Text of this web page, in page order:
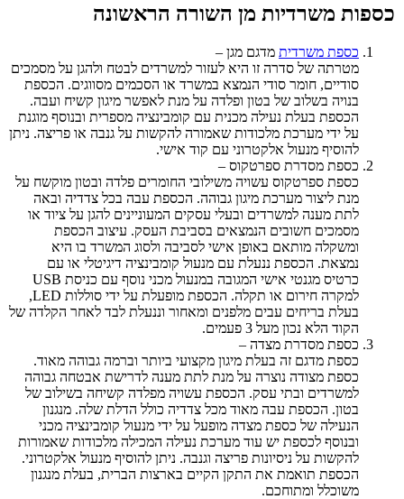
כספות משרדיות מן השורה הראשונה
כספת משרדית מדגם מגן –
מטרתה של סדרה זו היא לעזור למשרדים לבטח ולהגן על מסמכים
סודיים, חומר סודי הנמצא במשרד או הסכמים מסווגים. הכספת
בנויה בשלוב של בטון ופלדה על מנת לאפשר מיגון קשיח ועבה.
הכספת בעלת נעילה מכנית עם קומבינציה מספרית ובנוסף מוגנת
על ידי מערכת מלכודות שאמורה להקשות על גנבה או פריצה. ניתן
להוסיף מנעול אלקטרוני עם קוד אישי.
כספת מסדרת ספרטקוס –
כספת ספרטקוס עשויה משילובי החומרים פלדה ובטון מוקשח על
מנת ליצור מערכת מיגון גבוהה. הכספת עבה בכל צדדיה ובאה
לתת מענה למשרדים ובעלי עסקים המעוניינים להגן על ציוד או
מסמכים חשובים הנמצאים בסביבת העסק. עיצוב הכספת
ומשקלה מותאם באופן אישי לסביבה ולסוג המשרד בו היא
נמצאת. הכספת ננעלת עם מנעול קומבינציה דיגיטלי או עם
כרטיס מגנטי אישי המגובה במנעול מכני נוסף עם כניסת USB
למקרה חירום או תקלה. הכספת מופעלת על ידי סוללות LED,
בעלת בריחים עבים מלפנים ומאחור וננעלת לבד לאחר הקלדה של
הקוד הלא נכון מעל 3 פעמים.
כספת מסדרת מצדה –
כספת מדגם זה בעלת מיגון מקצועי ביותר וברמה גבוהה מאוד.
כספת מצודה נוצרה על מנת לתת מענה לדרישת אבטחה גבוהה
למשרדים ובתי עסק. הכספת עשויה מפלדה קשיחה בשילוב של
בטון. הכספת עבה מאוד מכל צדדיה כולל הדלת שלה. מנגנון
הנעילה של כספת מצדה מופעל על ידי מנעול קומבינציה מכני
ובנוסף לכספת יש עוד מערכת נעילה המכילה מלכודות שאמורות
להקשות על ניסיונות פריצה וגנבה. ניתן להוסיף מנעול אלקטרוני.
הכספת תואמת את התקן הקיים בארצות הברית, בעלת מנגנון
משוכלל ומתוחכם.